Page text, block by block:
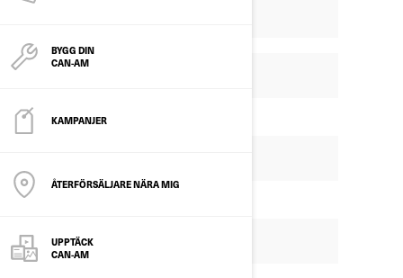
BYGG DIN
CAN-AM
KAMPANJER
ÅTERFÖRSÄLJARE NÄRA MIG
UPPTÄCK
CAN-AM